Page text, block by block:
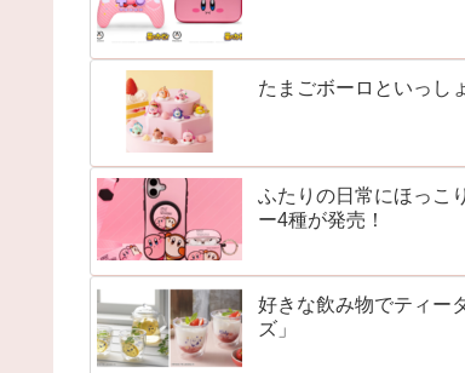
たまごボーロといっし
ふたりの日常にほっこ
ー4種が発売！
好きな飲み物でティー
ズ」